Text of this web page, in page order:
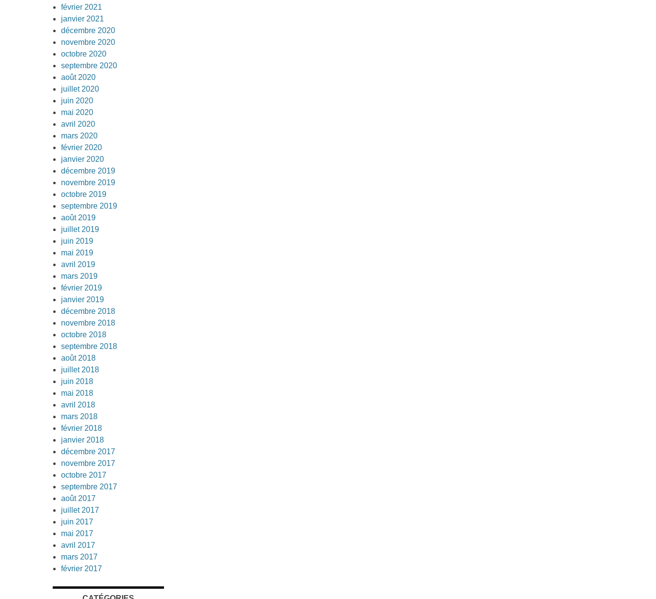
février 2021
janvier 2021
décembre 2020
novembre 2020
octobre 2020
septembre 2020
août 2020
juillet 2020
juin 2020
mai 2020
avril 2020
mars 2020
février 2020
janvier 2020
décembre 2019
novembre 2019
octobre 2019
septembre 2019
août 2019
juillet 2019
juin 2019
mai 2019
avril 2019
mars 2019
février 2019
janvier 2019
décembre 2018
novembre 2018
octobre 2018
septembre 2018
août 2018
juillet 2018
juin 2018
mai 2018
avril 2018
mars 2018
février 2018
janvier 2018
décembre 2017
novembre 2017
octobre 2017
septembre 2017
août 2017
juillet 2017
juin 2017
mai 2017
avril 2017
mars 2017
février 2017